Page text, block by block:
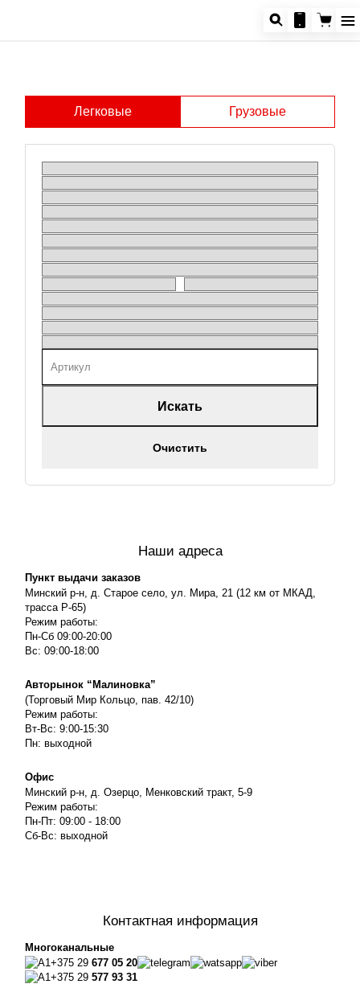
Легковые Грузовые
Искать
Очистить
Наши адреса
Пункт выдачи заказов
Минский р-н, д. Старое село, ул. Мира, 21 (12 км от МКАД,
трасса P-65)
Режим работы:
Пн-Сб 09:00-20:00
Вс: 09:00-18:00
Авторынок “Малиновка”
(Торговый Мир Кольцо, пав. 42/10)
Режим работы:
Вт-Вс: 9:00-15:30
Пн: выходной
Офис
Минский р-н, д. Озерцо, Менковский тракт, 5-9
Режим работы:
Пн-Пт: 09:00 - 18:00
Сб-Вс: выходной
Контактная информация
Многоканальные
+375 29 677 05 20
+375 29 577 93 31